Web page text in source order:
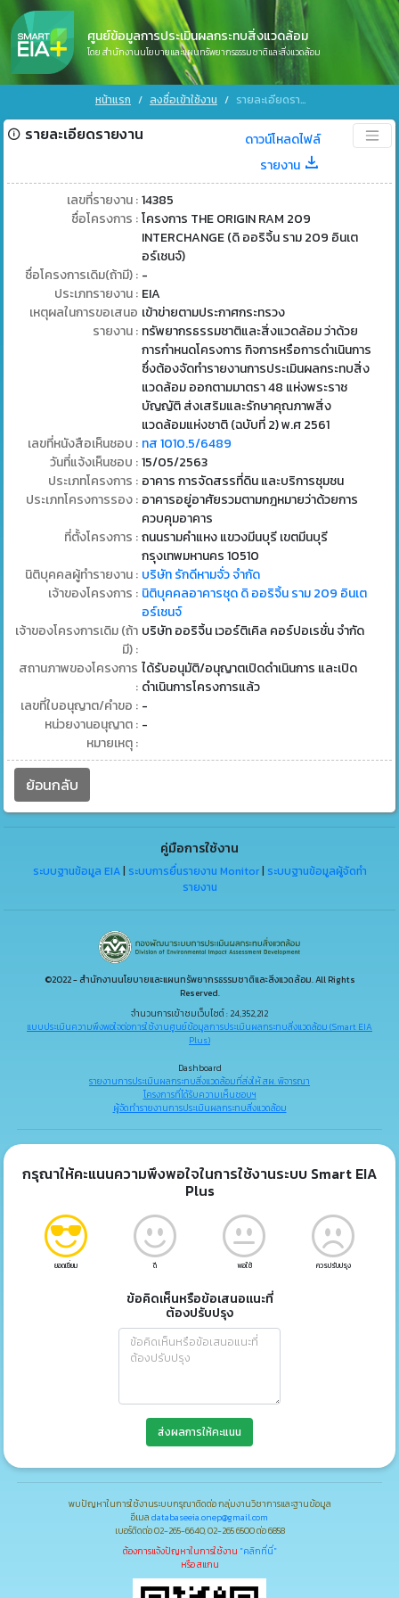
ศูนย์ข้อมูลการประเมินผลกระทบสิ่งแวดล้อม
โดย สำนักงานนโยบายและแผนทรัพยากรธรรมชาติและสิ่งแวดล้อม
หน้าแรก ลงชื่อเข้าใช้งาน รายละเอียดรายงาน
รายละเอียดรายงาน
ดาวน์โหลดไฟล์
รายงาน
เลขที่รายงาน : 14385
ชื่อโครงการ : โครงการ THE ORIGIN RAM 209
INTERCHANGE (ดิ ออริจิ้น ราม 209 อินเต
อร์เชนจ์)
ชื่อโครงการเดิม(ถ้ามี) : -
ประเภทรายงาน : EIA
เหตุผลในการขอเสนอ
รายงาน :
เข้าข่ายตามประกาศกระทรวง
ทรัพยากรธรรมชาติและสิ่งแวดล้อม ว่าด้วย
การกำหนดโครงการ กิจการหรือการดำเนินการ
ซึ่งต้องจัดทำรายงานการประเมินผลกระทบสิ่ง
แวดล้อม ออกตามมาตรา 48 แห่งพระราช
บัญญัติ ส่งเสริมและรักษาคุณภาพสิ่ง
แวดล้อมแห่งชาติ (ฉบับที่ 2) พ.ศ 2561
เลขที่หนังสือเห็นชอบ : ทส 1010.5/6489
วันที่แจ้งเห็นชอบ : 15/05/2563
ประเภทโครงการ : อาคาร การจัดสรรที่ดิน และบริการชุมชน
ประเภทโครงการรอง : อาคารอยู่อาศัยรวมตามกฎหมายว่าด้วยการ
ควบคุมอาคาร
ที่ตั้งโครงการ : ถนนรามคำแหง แขวงมีนบุรี เขตมีนบุรี
กรุงเทพมหานคร 10510
นิติบุคคลผู้ทำรายงาน : บริษัท รักดีหามจั่ว จำกัด
เจ้าของโครงการ : นิติบุคคลอาคารชุด ดิ ออริจิ้น ราม 209 อินเต
อร์เชนจ์
เจ้าของโครงการเดิม (ถ้า
มี) :
บริษัท ออริจิ้น เวอร์ติเคิล คอร์ปอเรชั่น จำกัด
สถานภาพของโครงการ
:
ได้รับอนุมัติ/อนุญาตเปิดดำเนินการ และเปิด
ดำเนินการโครงการแล้ว
เลขที่ใบอนุญาต/คำขอ : -
หน่วยงานอนุญาต : -
หมายเหตุ :
ย้อนกลับ
คู่มือการใช้งาน
ระบบฐานข้อมูล EIA| ระบบการยื่นรายงาน Monitor| ระบบฐานข้อมูลผู้จัดทำ
รายงาน
©2022 - สำนักงานนโยบายและแผนทรัพยากรธรรมชาติและสิ่งแวดล้อม. All Rights
Reserved.
จำนวนการเข้าชมเว็บไซต์ : 24,352,212
แบบประเมินความพึงพอใจต่อการใช้งานศูนย์ข้อมูลการประเมินผลกระทบสิ่งแวดล้อม (Smart EIA
Plus)
Dashboard
รายงานการประเมินผลกระทบสิ่งแวดล้อมที่ส่งให้ สผ. พิจารณา
โครงการที่ได้รับความเห็นชอบฯ
ผู้จัดทำรายงานการประเมินผลกระทบสิ่งแวดล้อม
กรุณาให้คะแนนความพึงพอใจในการใช้งานระบบ Smart EIA
Plus
ยอดเยี่ยม ดี พอใช้ ควรปรับปรุง
ข้อคิดเห็นหรือข้อเสนอแนะที่
ต้องปรับปรุง
ส่งผลการให้คะแนน
พบปัญหาในการใช้งานระบบกรุณาติดต่อ กลุ่มงานวิชาการและฐานข้อมูล
อีเมล databaseeia.onep@gmail.com
เบอร์ติดต่อ 02-265-6640, 02-265 6500 ต่อ 6858
ต้องการแจ้งปัญหาในการใช้งาน "คลิกที่นี่"
หรือ สแกน